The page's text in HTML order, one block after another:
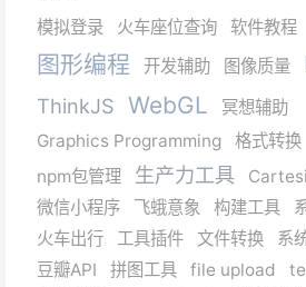
模拟登录 火车座位查询 软件教程
图形编程 开发辅助 图像质量
ThinkJS WebGL
冥想辅助
Graphics Programming
格式转换
npm包管理
生产力工具
微信小程序
飞蛾意象 构建工具
火车出行
工具插件 文件转换 系
豆瓣API
拼图工具 file upload